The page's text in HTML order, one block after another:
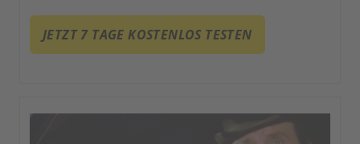
Geheimes preisgeben. Kurz danach werden
ausgerechnet jene Kontakte der Agenten
Teestunde dann doch locker plauderten.
JETZT 7 TAGE KOSTENLOS TESTEN